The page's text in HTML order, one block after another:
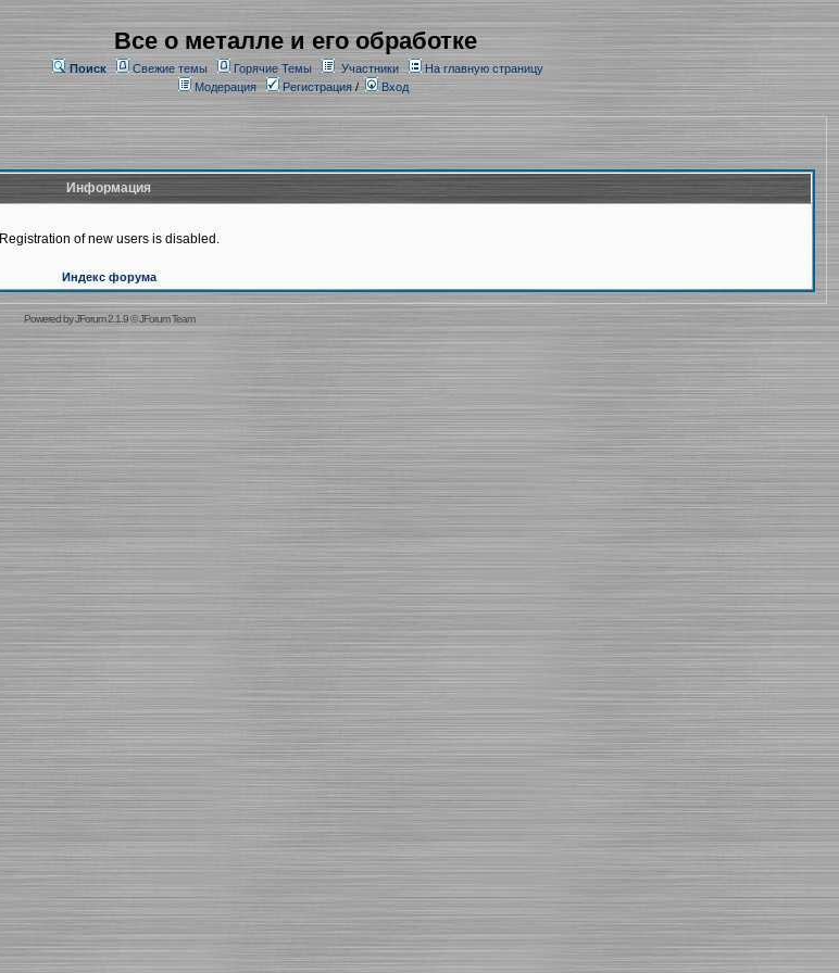
Все о металле и его обработке
Поиск Свежие темы Горячие Темы Участники
На главную страницу
Модерация
Регистрация/ Вход
Информация
Registration of new users is disabled.
Индекс форума
Powered byJForum 2.1.9©JForum Team